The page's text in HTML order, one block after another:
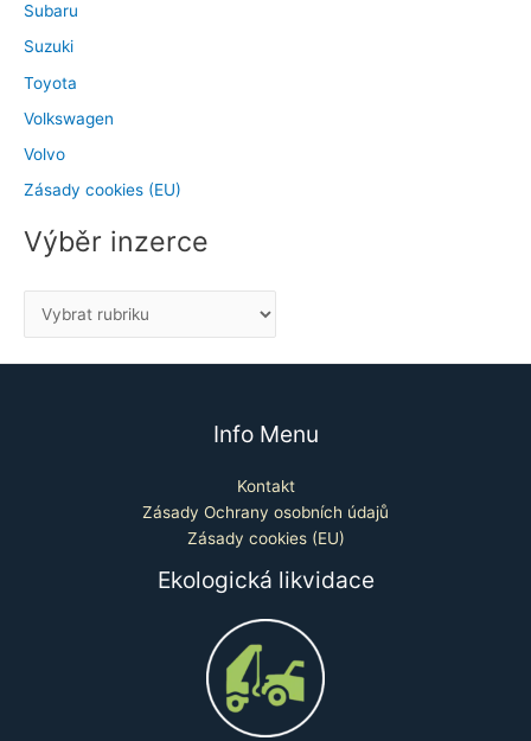
Subaru
Suzuki
Toyota
Volkswagen
Volvo
Zásady cookies (EU)
Výběr inzerce
Info Menu
Kontakt
Zásady Ochrany osobních údajů
Zásady cookies (EU)
Ekologická likvidace